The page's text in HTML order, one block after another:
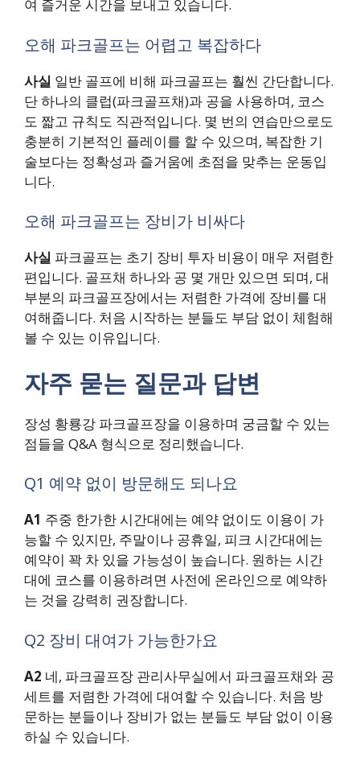
여 즐거운 시간을 보내고 있습니다.
오해 파크골프는 어렵고 복잡하다
사실 일반 골프에 비해 파크골프는 훨씬 간단합니다.
단 하나의 클럽(파크골프채)과 공을 사용하며, 코스
도 짧고 규칙도 직관적입니다. 몇 번의 연습만으로도
충분히 기본적인 플레이를 할 수 있으며, 복잡한 기
술보다는 정확성과 즐거움에 초점을 맞추는 운동입
니다.
오해 파크골프는 장비가 비싸다
사실 파크골프는 초기 장비 투자 비용이 매우 저렴한
편입니다. 골프채 하나와 공 몇 개만 있으면 되며, 대
부분의 파크골프장에서는 저렴한 가격에 장비를 대
여해줍니다. 처음 시작하는 분들도 부담 없이 체험해
볼 수 있는 이유입니다.
자주 묻는 질문과 답변
장성 황룡강 파크골프장을 이용하며 궁금할 수 있는
점들을 Q&A 형식으로 정리했습니다.
Q1 예약 없이 방문해도 되나요
A1 주중 한가한 시간대에는 예약 없이도 이용이 가
능할 수 있지만, 주말이나 공휴일, 피크 시간대에는
예약이 꽉 차 있을 가능성이 높습니다. 원하는 시간
대에 코스를 이용하려면 사전에 온라인으로 예약하
는 것을 강력히 권장합니다.
Q2 장비 대여가 가능한가요
A2 네, 파크골프장 관리사무실에서 파크골프채와 공
세트를 저렴한 가격에 대여할 수 있습니다. 처음 방
문하는 분들이나 장비가 없는 분들도 부담 없이 이용
하실 수 있습니다.